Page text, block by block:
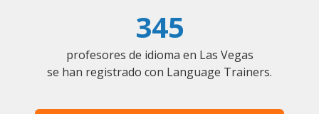
345
profesores de idioma en Las Vegas
se han registrado con Language Trainers.